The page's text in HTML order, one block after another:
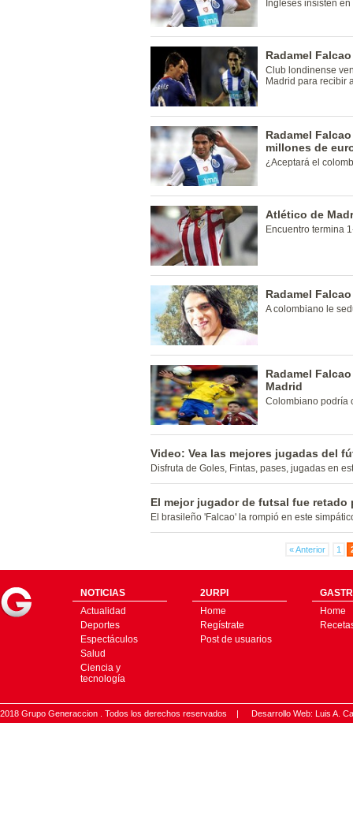
Ingleses insisten
Radamel
Club londinense
Madrid para recibir
Radamel
millones de
¿Aceptará el
Atlético de
Encuentro termina
Radamel
A colombiano le
Radamel
Madrid
Colombiano podría
Video: Vea las mejores jugadas del
Disfruta de Goles, Fintas, pases, jugadas en
El mejor jugador de futsal fue retado
El brasileño 'Falcao' la rompió en este
« Anterior 1
NOTICIAS
Actualidad
Deportes
Espectáculos
Salud
Ciencia y
tecnología
2URPI
Home
Regístrate
Post de usuarios
Home
2018 Grupo Generaccion . Todos los derechos reservados | Desarrollo Web: Luis